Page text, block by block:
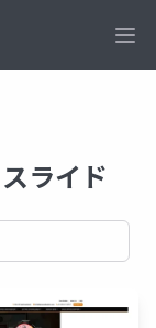
ライド